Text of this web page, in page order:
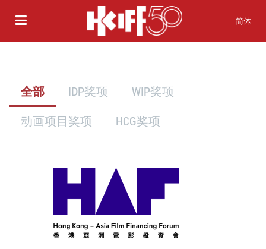
简体
全部 IDP奖项
WIP奖项
动画项目奖项
HCG奖项